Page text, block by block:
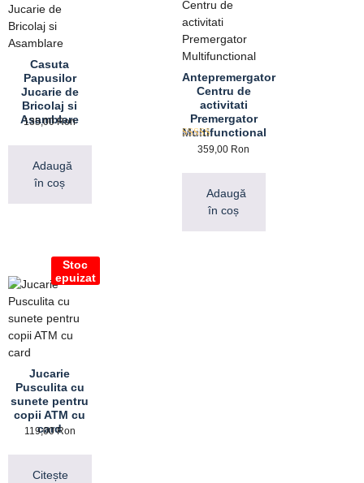
Casuta
Papusilor
Jucarie de
Bricolaj si
Asamblare
135,00Ron
Adaugă
în coș
Antepremergator
Centru de
activitati
Premergator
Multifunctional
Evaluat la
5.00
359,00 Ron
Adaugă
în coș
Stoc
epuizat
Jucarie
Pusculita cu
sunete pentru
copii ATM cu
card
119,00Ron
Citește